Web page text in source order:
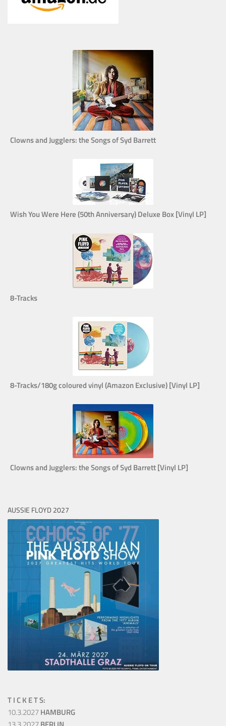
Clowns and Jugglers: the Songs of Syd Barrett
Wish You Were Here (50th Anniversary) Deluxe Box [Vinyl LP]
8-Tracks
8-Tracks/180g coloured vinyl (Amazon Exclusive) [Vinyl LP]
Clowns and Jugglers: the Songs of Syd Barrett [Vinyl LP]
AUSSIE FLOYD 2027
T I C K E T S:
10.3.2027HAMBURG